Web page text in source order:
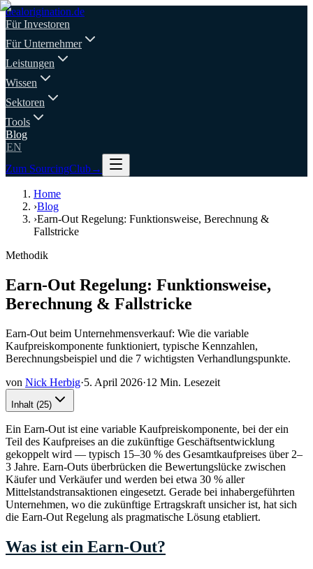
dealorigination.de
Für Investoren
Für Unternehmer
Leistungen
Wissen
Sektoren
Tools
Blog
EN
Zum SourcingClub→
Home
›Blog
›Earn-Out Regelung: Funktionsweise, Berechnung &
Fallstricke
Methodik
Earn-Out Regelung: Funktionsweise,
Berechnung & Fallstricke
Earn-Out beim Unternehmensverkauf: Wie die variable
Kaufpreiskomponente funktioniert, typische Kennzahlen,
Berechnungsbeispiel und die 7 wichtigsten Verhandlungspunkte.
von Nick Herbig·5. April 2026·12 Min. Lesezeit
Inhalt (25)
Ein Earn-Out ist eine variable Kaufpreiskomponente, bei der ein
Teil des Kaufpreises an die zukünftige Geschäftsentwicklung
gekoppelt wird — typisch 15–30 % des Gesamtkaufpreises über 2–
3 Jahre. Earn-Outs überbrücken die Bewertungslücke zwischen
Käufer und Verkäufer und werden bei etwa 30 % aller
Mittelstandstransaktionen eingesetzt. Gerade bei inhabergeführten
Unternehmen, wo die zukünftige Ertragskraft unsicher ist, hat sich
die Earn-Out Regelung als pragmatische Lösung etabliert.
Was ist ein Earn-Out?